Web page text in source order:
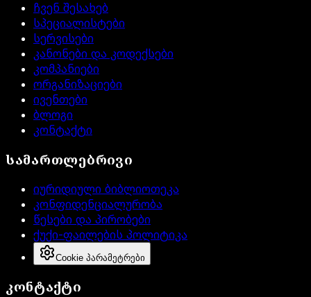
ჩვენ შესახებ
სპეციალისტები
სერვისები
კანონები და კოდექსები
კომპანიები
ორგანიზაციები
ივენთები
ბლოგი
კონტაქტი
სამართლებრივი
იურიდიული ბიბლიოთეკა
კონფიდენციალურობა
წესები და პირობები
ქუქი-ფაილების პოლიტიკა
Cookie პარამეტრები
კონტაქტი